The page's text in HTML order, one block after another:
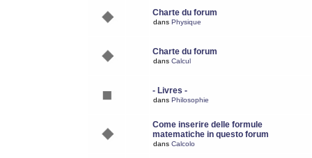
Charte du forum
dans Physique
Charte du forum
dans Calcul
- Livres -
dans Philosophie
Come inserire delle formule
matematiche in questo forum
dans Calcolo